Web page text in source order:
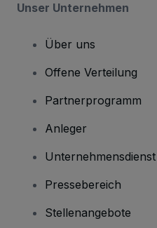
Unser Unternehmen
Über uns
Offene Verteilung
Partnerprogramm
Anleger
Unternehmensdienst
Pressebereich
Stellenangebote